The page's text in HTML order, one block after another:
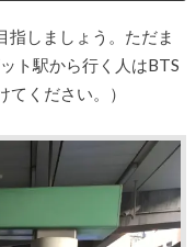
指しましょう。ただま
ト駅から行く人はBTS
ください。）